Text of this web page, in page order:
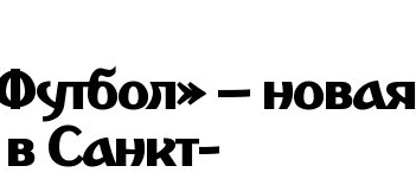
– новая
Санкт-